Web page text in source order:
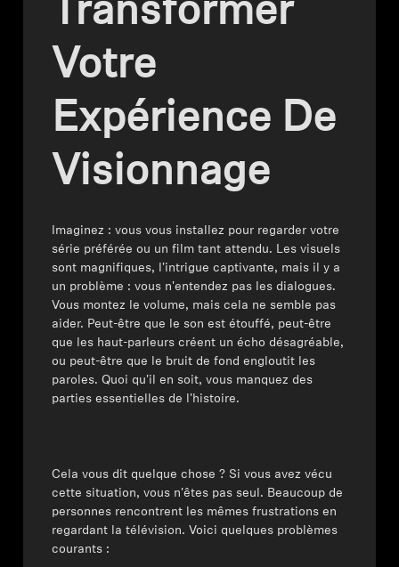
Audition
L'audition par catégorie
Ressources auditives
Pièces et accessoires Hearing d'origine
Barres de son
Barres de son et caissons de basses AMBEO
Pièces et accessoires AMBEO
Transformer
Votre
Expérience De
Visionnage
Imaginez : vous vous installez pour regarder votre
série préférée ou un film tant attendu. Les visuels
sont magnifiques, l'intrigue captivante, mais il y a
un problème : vous n'entendez pas les dialogues.
Vous montez le volume, mais cela ne semble pas
aider. Peut-être que le son est étouffé, peut-être
que les haut-parleurs créent un écho désagréable,
ou peut-être que le bruit de fond engloutit les
paroles. Quoi qu'il en soit, vous manquez des
parties essentielles de l'histoire.
⁠⁠Cela vous dit quelque chose ? Si vous avez vécu
cette situation, vous n'êtes pas seul. Beaucoup de
personnes rencontrent les mêmes frustrations en
regardant la télévision. Voici quelques problèmes
courants :